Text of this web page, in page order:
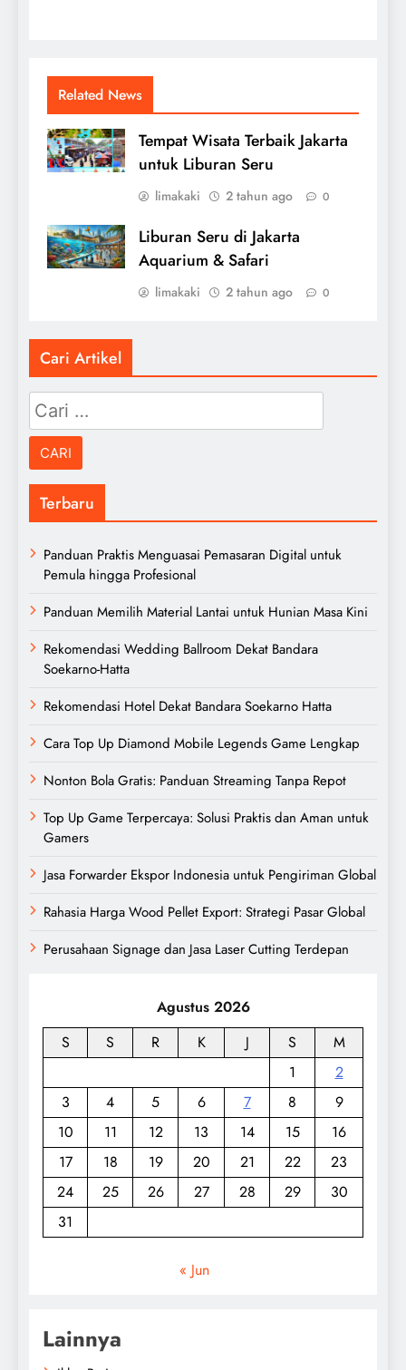
Related News
Tempat Wisata Terbaik Jakarta
untuk Liburan Seru
limakaki 2 tahun ago 0
Liburan Seru di Jakarta
Aquarium & Safari
limakaki 2 tahun ago 0
Cari Artikel
Cari
untuk:
Terbaru
Panduan Praktis Menguasai Pemasaran Digital untuk
Pemula hingga Profesional
Panduan Memilih Material Lantai untuk Hunian Masa Kini
Rekomendasi Wedding Ballroom Dekat Bandara
Soekarno-Hatta
Rekomendasi Hotel Dekat Bandara Soekarno Hatta
Cara Top Up Diamond Mobile Legends Game Lengkap
Nonton Bola Gratis: Panduan Streaming Tanpa Repot
Top Up Game Terpercaya: Solusi Praktis dan Aman untuk
Gamers
Jasa Forwarder Ekspor Indonesia untuk Pengiriman Global
Rahasia Harga Wood Pellet Export: Strategi Pasar Global
Perusahaan Signage dan Jasa Laser Cutting Terdepan
Agustus 2026
S
S R K J S
M
1
2
3
4 5 6 7 8
9
10
11 12 13 14 15
16
17
18 19 20 21 22
23
24
25 26 27 28 29
30
31
« Jun
Lainnya